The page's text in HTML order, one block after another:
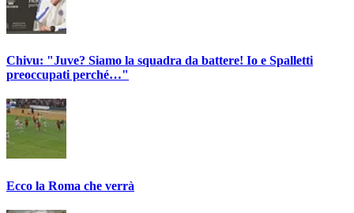
Chivu: "Juve? Siamo la squadra da battere! Io e Spalletti
preoccupati perché…"
Ecco la Roma che verrà